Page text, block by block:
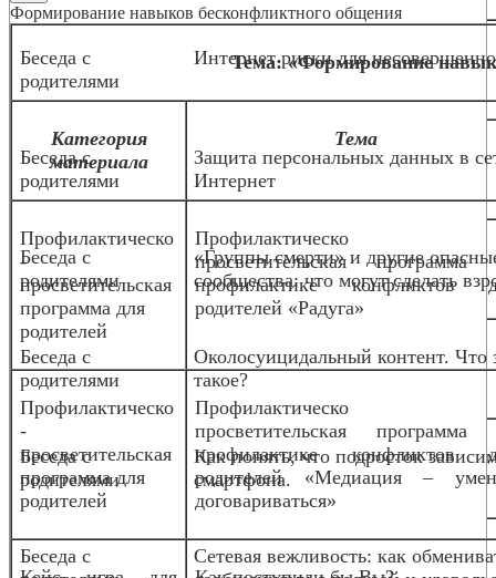
Беседа с
родителями
Интернет риски для
Беседа с
родителями
Защита персональных данных в
Интернет
Беседа с
родителями
«Группы смерти» и другие
сообщества: что могут сделать
Беседа с
родителями
Околосуицидальный контент. Что
такое?
Беседа с
родителями
Как понять, что подросток
смартфона.
Беседа с
Сетевая вежливость: как
Формирование навыков бесконфликтного общения
Тема: «Формирование
Категория
материала
Тема
Профилактическо
-
просветительская
программа для
родителей
просветительская программа
профилактике конфликтов
родителей «Радуга»
Профилактическо
-
просветительская
программа для
родителей
просветительская программа
профилактике конфликтов
родителей «Медиация –
договариваться»